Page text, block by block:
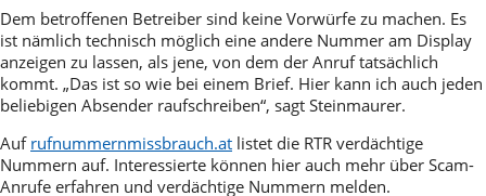
Dem betroffenen Betreiber sind keine Vorwürfe zu machen. Es
ist nämlich technisch möglich eine andere Nummer am Display
anzeigen zu lassen, als jene, von dem der Anruf tatsächlich
kommt. „Das ist so wie bei einem Brief. Hier kann ich auch jeden
beliebigen Absender raufschreiben“, sagt Steinmaurer.
Auf rufnummernmissbrauch.at listet die RTR verdächtige
Nummern auf. Interessierte können hier auch mehr über Scam-
Anrufe erfahren und verdächtige Nummern melden.